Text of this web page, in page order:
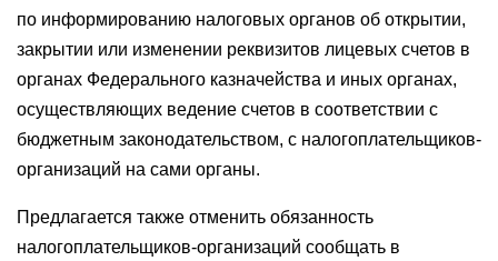
по информированию налоговых органов об открытии,
закрытии или изменении реквизитов лицевых счетов в
органах Федерального казначейства и иных органах,
осуществляющих ведение счетов в соответствии с
бюджетным законодательством, с налогоплательщиков-
организаций на сами органы.
Предлагается также отменить обязанность
налогоплательщиков-организаций сообщать в